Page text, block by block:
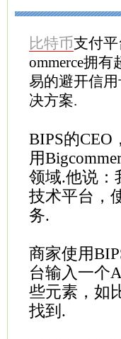
比特币支付平
ommerce拥
易的避开信
决方案.
BIPS的CEO
用
领域.他说：
技术平台，
务.
商家使用
台输入一个
些元素，如
找到.